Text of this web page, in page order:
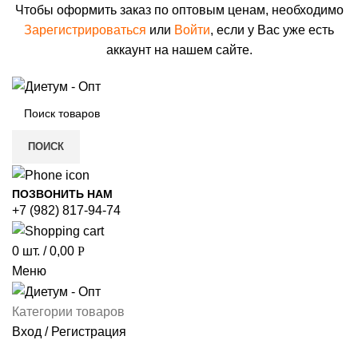
Чтобы оформить заказ по оптовым ценам, необходимо
Зарегистрироваться или Войти, если у Вас уже есть
аккаунт на нашем сайте.
ПОИСК
ПОЗВОНИТЬ НАМ
+7 (982) 817-94-74
0 шт. / 0,00 Р
Меню
Категории товаров
Вход / Регистрация